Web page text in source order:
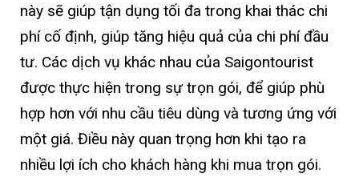
này sẽ giúp tận dụng tối đa trong khai thác chi
phí cố định, giúp tăng hiệu quả của chi phí đầu
tư. Các dịch vụ khác nhau của Saigontourist
được thực hiện trong sự trọn gói, để giúp phù
hợp hơn với nhu cầu tiêu dùng và tương ứng với
một giá. Điều này quan trọng hơn khi tạo ra
nhiều lợi ích cho khách hàng khi mua trọn gói.